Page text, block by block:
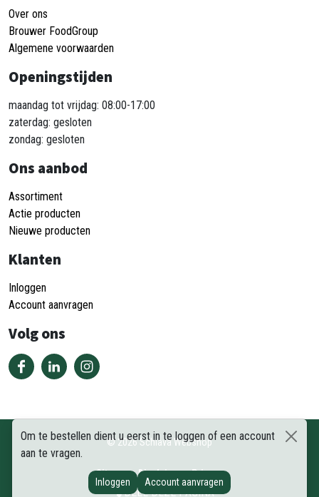
Om te bestellen dient u eerst in te loggen of een account
aan te vragen.
Inloggen Account aanvragen
Over ons
Brouwer FoodGroup
Algemene voorwaarden
Openingstijden
maandag tot vrijdag: 08:00-17:00
zaterdag: gesloten
zondag: gesloten
Ons aanbod
Assortiment
Actie producten
Nieuwe producten
Klanten
Inloggen
Account aanvragen
Volg ons
©2026Schiava Webshop
Sitemap Disclaimer Privacy
DEEL DEZE PAGINA